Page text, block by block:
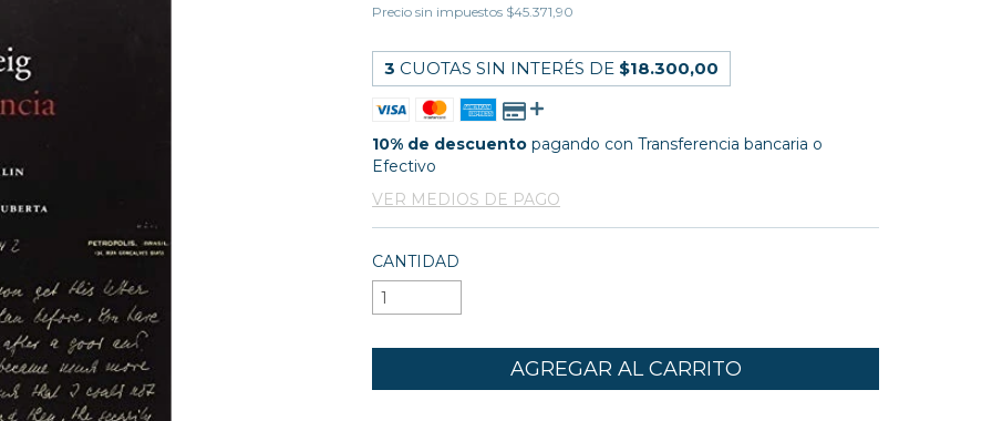
Precio sin impuestos $45.371,90
3 CUOTAS SIN INTERÉS DE $18.300,00
10% de descuento pagando con Transferencia bancaria o
Efectivo
VER MEDIOS DE PAGO
CANTIDAD